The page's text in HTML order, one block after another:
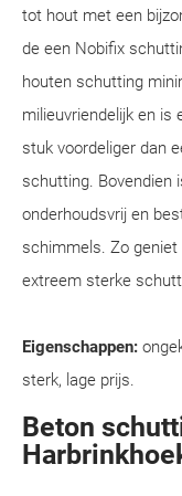
tot hout met een
de een Nobifix
houten schutting
milieuvriendelijk en
stuk voordeliger dan
schutting. Bovendien
onderhoudsvrij en
schimmels. Zo
extreem sterke
Eigenschappen:
sterk, lage prijs.
Beton